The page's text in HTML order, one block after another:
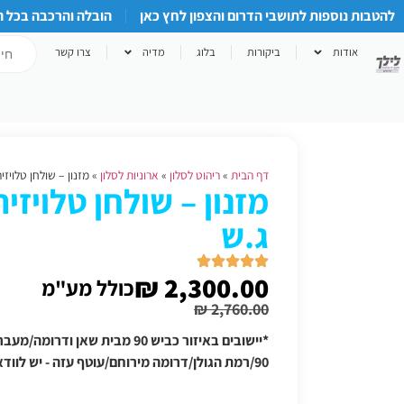
להטבות נוספות לתושבי הדרום והצפון לחץ כאן הובלה והרכבה
אודות ביקורות בלוג מדיה צרו קשר
דף הבית »ריהוט לסלון » ארוניות לסלון »מזנון – שולחן טלויזיה
ג.ש
₪2,760.00
₪ 2,300.00 כולל מע"מ
*יישובים באיזור כביש 90 מבית
90/רמת הגולן/דרומה מירוחם/עוטף עזה - יש לוודא תוספת הובלה טלפונית